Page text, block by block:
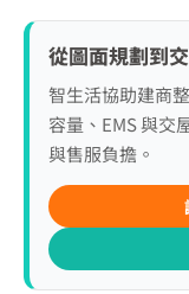
從圖面規劃到
智生活協助建商
容量、EMS 與交
與售服負擔。